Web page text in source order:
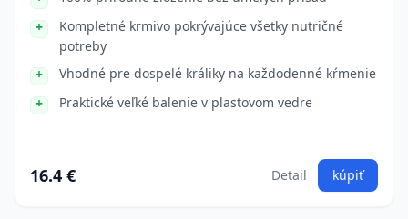
Kompletné krmivo pokrývajúce všetky nutričné
potreby
Vhodné pre dospelé králiky na každodenné kŕmenie
Praktické veľké balenie v plastovom vedre
16.4 € Detail kúpiť